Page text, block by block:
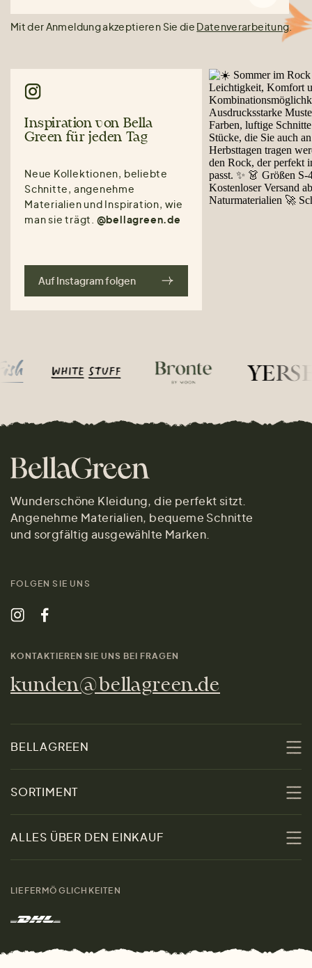
Mit der Anmeldung akzeptieren Sie die Datenverarbeitung.
Inspiration von Bella
Green für jeden Tag
Neue Kollektionen, beliebte
Schnitte, angenehme
Materialien und Inspiration, wie
man sie trägt. @bellagreen.de
Auf Instagram folgen
Wunderschöne Kleidung, die perfekt sitzt.
Angenehme Materialien, bequeme Schnitte
und sorgfältig ausgewählte Marken.
FOLGEN SIE UNS
KONTAKTIEREN SIE UNS BEI FRAGEN
kunden@bellagreen.de
BELLAGREEN
Über uns
Nachhaltigkeit
Kontakt
Marken
Das freundliche Magazin
SORTIMENT
Sale
Damen
Herren
ALLES ÜBER DEN EINKAUF
LIEFERMÖGLICHKEITEN